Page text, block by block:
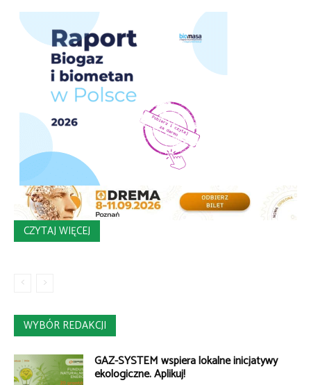
CZYTAJ WIĘCEJ
WYBÓR REDAKCJI
GAZ-SYSTEM wspiera lokalne inicjatywy
ekologiczne. Aplikuj!